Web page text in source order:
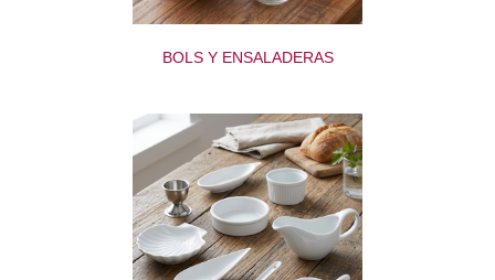
BOLS Y ENSALADERAS